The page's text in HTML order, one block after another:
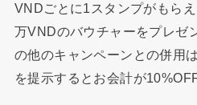
VNDごとに1スタンプがもら
万VNDのバウチャーをプレゼ
の他のキャンペーンとの併用
を提示するとお会計が10%OFF